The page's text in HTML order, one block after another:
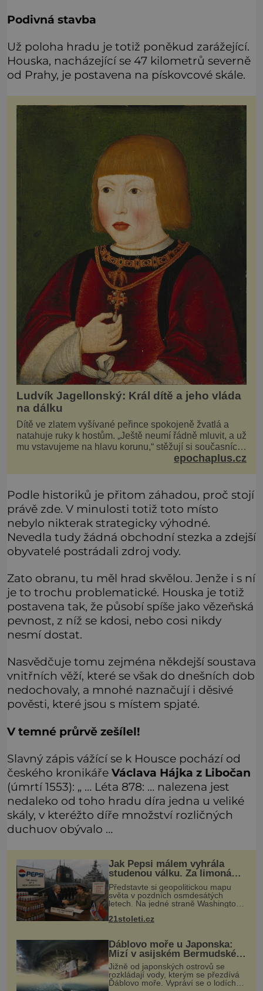
Podivná stavba
Už poloha hradu je totiž poněkud zarážející.
Houska, nacházející se 47 kilometrů severně
od Prahy, je postavena na pískovcové skále.
Ludvík Jagellonský: Král dítě a jeho vláda
na dálku
Dítě ve zlatem vyšívané peřince spokojeně žvatlá a
natahuje ruky k hostům. „Ještě neumí řádně mluvit, a už
mu vstavujeme na hlavu korunu,“ stěžují si současníci,
pro které je k neuvěření, že droboučký princ se dnes
epochaplus.cz
Podle historiků je přitom záhadou, proč stojí
právě zde. V minulosti totiž toto místo
nebylo nikterak strategicky výhodné.
Nevedla tudy žádná obchodní stezka a zdejší
obyvatelé postrádali zdroj vody.
Zato obranu, tu měl hrad skvělou. Jenže i s ní
je to trochu problematické. Houska je totiž
postavena tak, že působí spíše jako vězeňská
pevnost, z níž se kdosi, nebo cosi nikdy
nesmí dostat.
Nasvědčuje tomu zejména někdejší soustava
vnitřních věží, které se však do dnešních dob
nedochovaly, a mnohé naznačují i děsivé
pověsti, které jsou s místem spjaté.
V temné průrvě zešílel!
Slavný zápis vážící se k Housce pochází od
českého kronikáře Václava Hájka z Libočan
(úmrtí 1553): „ … Léta 878: … nalezena jest
nedaleko od toho hradu díra jedna u veliké
skály, v kteréžto díře množství rozličných
duchuov obývalo …
Jak Pepsi málem vyhrála
studenou válku. Za limonádu
dostala ponorky i křižník
Představte si geopolitickou mapu
světa v pozdních osmdesátých
letech. Na jedné straně Washington,
arzenál schopný zničit planetu
21stoleti.cz
Ďáblovo moře u Japonska:
Mizí v asijském Bermudském
trojúhelníku lodě ve spárech
neznámé síly?
Jižně od japonských ostrovů se
rozkládají vody, kterým se přezdívá
Ďáblovo moře. Vypráví se o lodích